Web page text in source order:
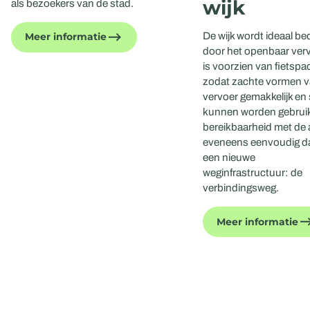
als bezoekers van de stad.
Meer informatie
wijk
De wijk wordt ideaal
door het openbaar
is voorzien van
zodat zachte vormen
vervoer gemakkelijk en
kunnen worden
bereikbaarheid met de
eveneens eenvoudig
een nieuwe
weginfrastructuur: de
verbindingsweg.
Meer informatie